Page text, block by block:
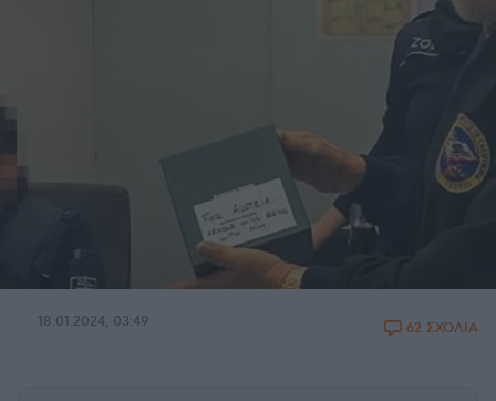
18.01.2024, 03:49 62 ΣΧΟΛΙΑ